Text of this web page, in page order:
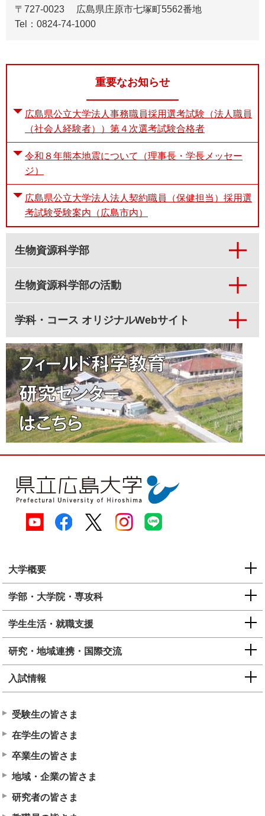
〒727-0023
広島県庄原市七塚町5562番地
Tel：0824-74-1000
重要なお知らせ
広島県公立大学法人事務職員採用選考試験（法人職員
（社会人経験者））第４次選考試験合格者
令和８年熊本地震について（理事長・学長メッセー
ジ）
広島県公立大学法人法人契約職員（保健担当）採用選
考試験受験案内（広島市内）
生物資源科学部
生物資源科学部の活動
学科・コース オリジナルWebサイト
大学概要
学部・大学院・専攻科
学生生活・就職支援
研究・地域連携・国際交流
入試情報
受験生の皆さま
在学生の皆さま
卒業生の皆さま
地域・企業の皆さま
研究者の皆さま